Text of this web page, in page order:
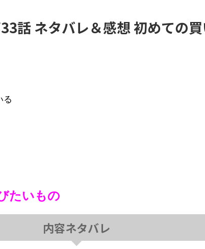
話 ネタバレ＆感想 初めての
る
たいもの
内容ネタバレ